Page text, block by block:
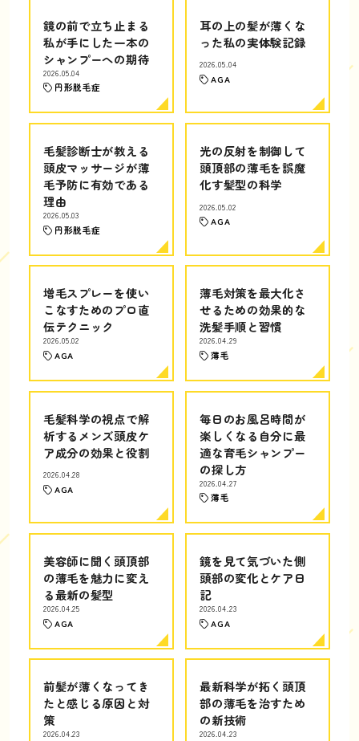
鏡の前で立ち止まる
私が手にした一本の
シャンプーへの期待
2026.05.04
円形脱毛症
耳の上の髪が薄くな
った私の実体験記録
2026.05.04
AGA
毛髪診断士が教える
頭皮マッサージが薄
毛予防に有効である
理由
2026.05.03
円形脱毛症
光の反射を制御して
頭頂部の薄毛を誤魔
化す髪型の科学
2026.05.02
AGA
増毛スプレーを使い
こなすためのプロ直
伝テクニック
2026.05.02
AGA
薄毛対策を最大化さ
せるための効果的な
洗髪手順と習慣
2026.04.29
薄毛
毛髪科学の視点で解
析するメンズ頭皮ケ
ア成分の効果と役割
2026.04.28
AGA
毎日のお風呂時間が
楽しくなる自分に最
適な育毛シャンプー
の探し方
2026.04.27
薄毛
美容師に聞く頭頂部
の薄毛を魅力に変え
る最新の髪型
2026.04.25
AGA
鏡を見て気づいた側
頭部の変化とケア日
記
2026.04.23
AGA
前髪が薄くなってき
たと感じる原因と対
策
2026.04.23
最新科学が拓く頭頂
部の薄毛を治すため
の新技術
2026.04.23